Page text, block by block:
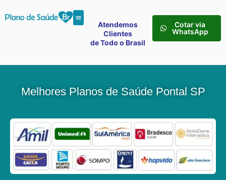
Atendemos
Clientes
de Todo o Brasil
Cotar via
WhatsApp
Melhores Planos de Saúde Pontal SP